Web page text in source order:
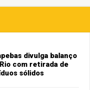
divulga balanço
com retirada de
sólidos